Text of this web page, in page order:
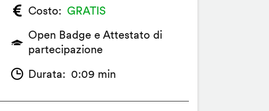
Costo
GRATIS
Open Badge e Attestato di
partecipazione
Durata
0:09 min